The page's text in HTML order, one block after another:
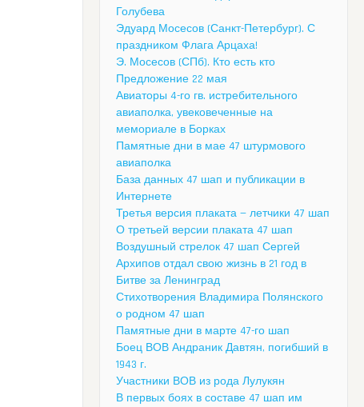
Голубева
Эдуард Мосесов (Санкт-Петербург). С
праздником Флага Арцаха!
Э. Мосесов (СПб). Кто есть кто
Предложение 22 мая
Авиаторы 4-го гв. истребительного
авиаполка, увековеченные на
мемориале в Борках
Памятные дни в мае 47 штурмового
авиаполка
База данных 47 шап и публикации в
Интернете
Третья версия плаката — летчики 47 шап
О третьей версии плаката 47 шап
Воздушный стрелок 47 шап Сергей
Архипов отдал свою жизнь в 21 год в
Битве за Ленинград
Стихотворения Владимира Полянского
о родном 47 шап
Памятные дни в марте 47-го шап
Боец ВОВ Андраник Давтян, погибший в
1943 г.
Участники ВОВ из рода Лулукян
В первых боях в составе 47 шап им